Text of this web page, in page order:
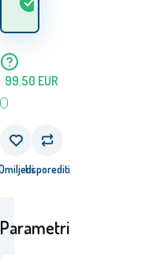
99.50 EUR
Usporediti
Parametri